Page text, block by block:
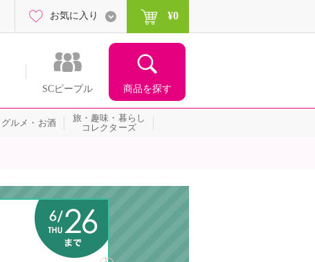
SCピープル 商品を探す
お気に入り ¥0
グルメ・お酒
旅・趣味・暮らし
コレクターズ